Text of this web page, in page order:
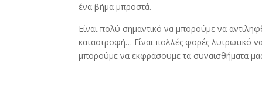
ένα βήμα μπροστά.
Είναι πολύ σημαντικό να μπορούμε να
καταστροφή… Είναι πολλές φορές λυτρωτικό
μπορούμε να εκφράσουμε τα συναισθήματα